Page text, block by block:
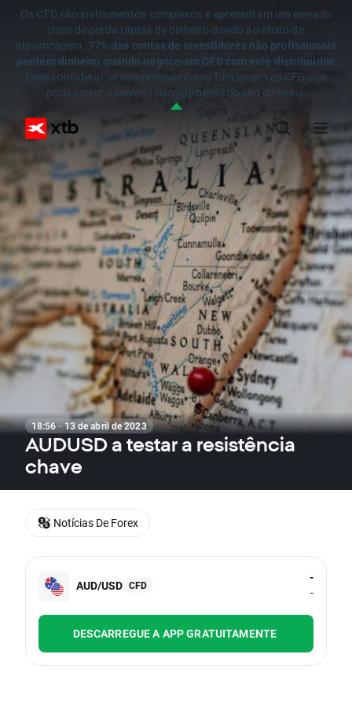
Os CFD são instrumentos complexos e apresentam um elevado
risco de perda rápida de dinheiro devido ao efeito de
alavancagem. 77% das contas de investidores não profissionais
perdem dinheiro quando negoceiam CFD com este distribuidor.
Deve considerar se compreende como funcionam os CFD e se
pode correr o elevado risco de perda do seu dinheiro.
18:56 · 13 de abril de 2023
AUDUSD a testar a resistência
chave
AUD/USD CFD
-
-
DESCARREGUE A APP GRATUITAMENTE
Notícias De Forex